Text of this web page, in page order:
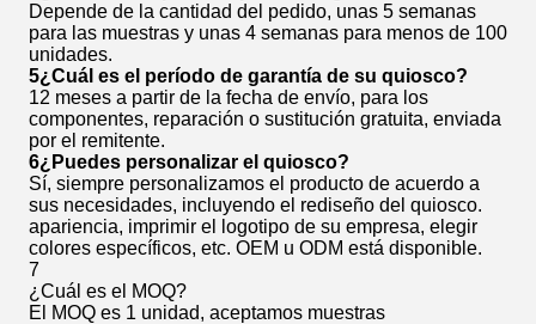
Depende de la cantidad del pedido, unas 5 semanas
para las muestras y unas 4 semanas para menos de 100
unidades.
5¿Cuál es el período de garantía de su quiosco?
12 meses a partir de la fecha de envío, para los
componentes, reparación o sustitución gratuita, enviada
por el remitente.
6¿Puedes personalizar el quiosco?
Sí, siempre personalizamos el producto de acuerdo a
sus necesidades, incluyendo el rediseño del quiosco.
apariencia, imprimir el logotipo de su empresa, elegir
colores específicos, etc. OEM u ODM está disponible.
7
¿Cuál es el MOQ?
El MOQ es 1 unidad, aceptamos muestras